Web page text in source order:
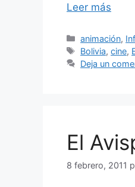
Leer más
Categorías
animación,
Etiquetas
Bolivia,cine,
Deja un
El
8 febrero, 2011